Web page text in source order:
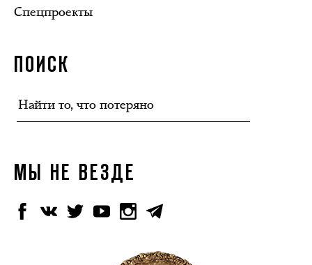
Спецпроекты
ПОИСК
МЫ НЕ ВЕЗДЕ